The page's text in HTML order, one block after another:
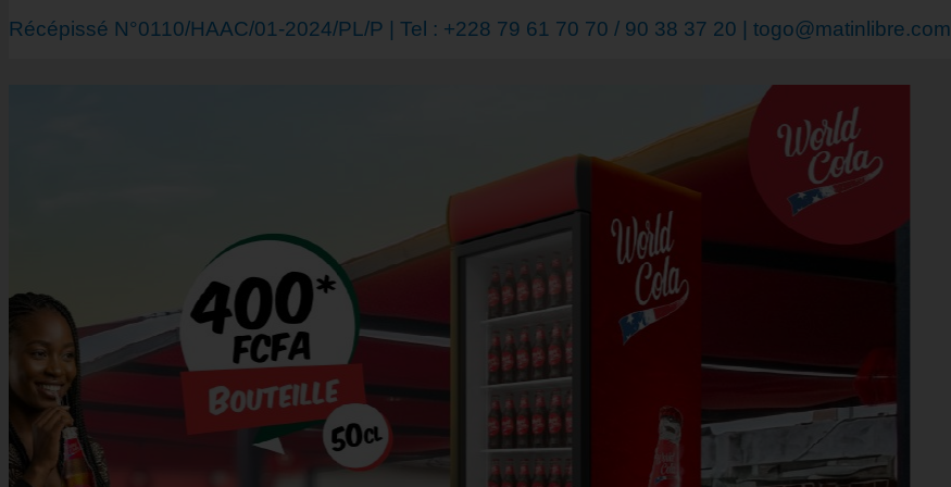
Récépissé N°0110/HAAC/01-2024/PL/P | Tel : +228 79 61 70 70 / 90 38 37 20 | togo@matinlibre.com